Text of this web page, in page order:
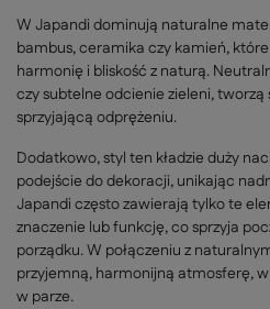
W Japandi dominują naturalne
bambus, ceramika czy kamień,
harmonię i bliskość z naturą.
czy subtelne odcienie zieleni,
sprzyjającą odprężeniu.
Dodatkowo, styl ten kładzie duży
podejście do dekoracji, unikając
Japandi często zawierają tylko te
znaczenie lub funkcję, co sprzyja
porządku. W połączeniu z
przyjemną, harmonijną atmosferę,
w parze.